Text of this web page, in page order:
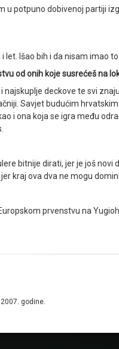
u potpuno dobivenoj partiji
Išao bih i da nisam imao
od onih koje susrećeš na
najskuplje deckove te svi
Savjet budućim
i ona koja se igra među
bitnije dirati, jer je još
kraj ova dva ne mogu
prvenstvu na
godine.